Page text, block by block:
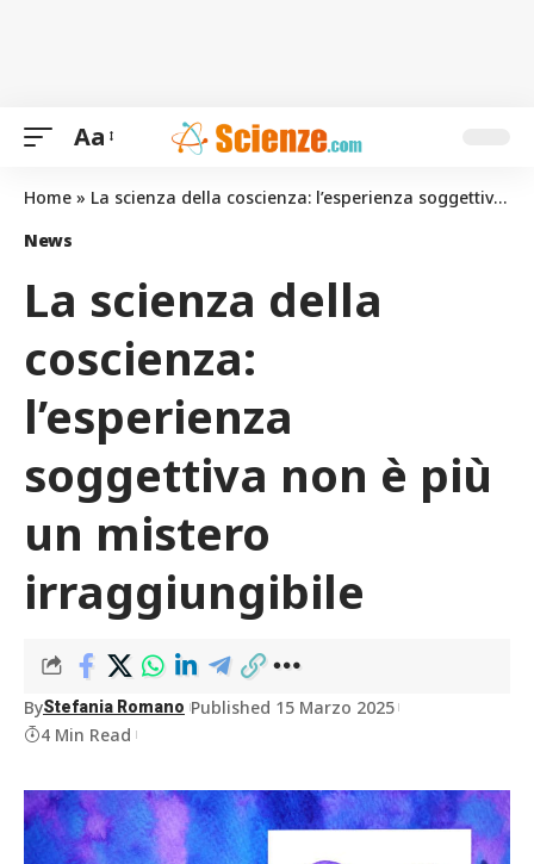
Aa
Home » La scienza della coscienza: l’esperienza soggettiva non è più un mistero irraggiungibile
News
La scienza della
coscienza:
l’esperienza
soggettiva non è più
un mistero
irraggiungibile
ByStefania Romano Published 15 Marzo 2025
4 Min Read